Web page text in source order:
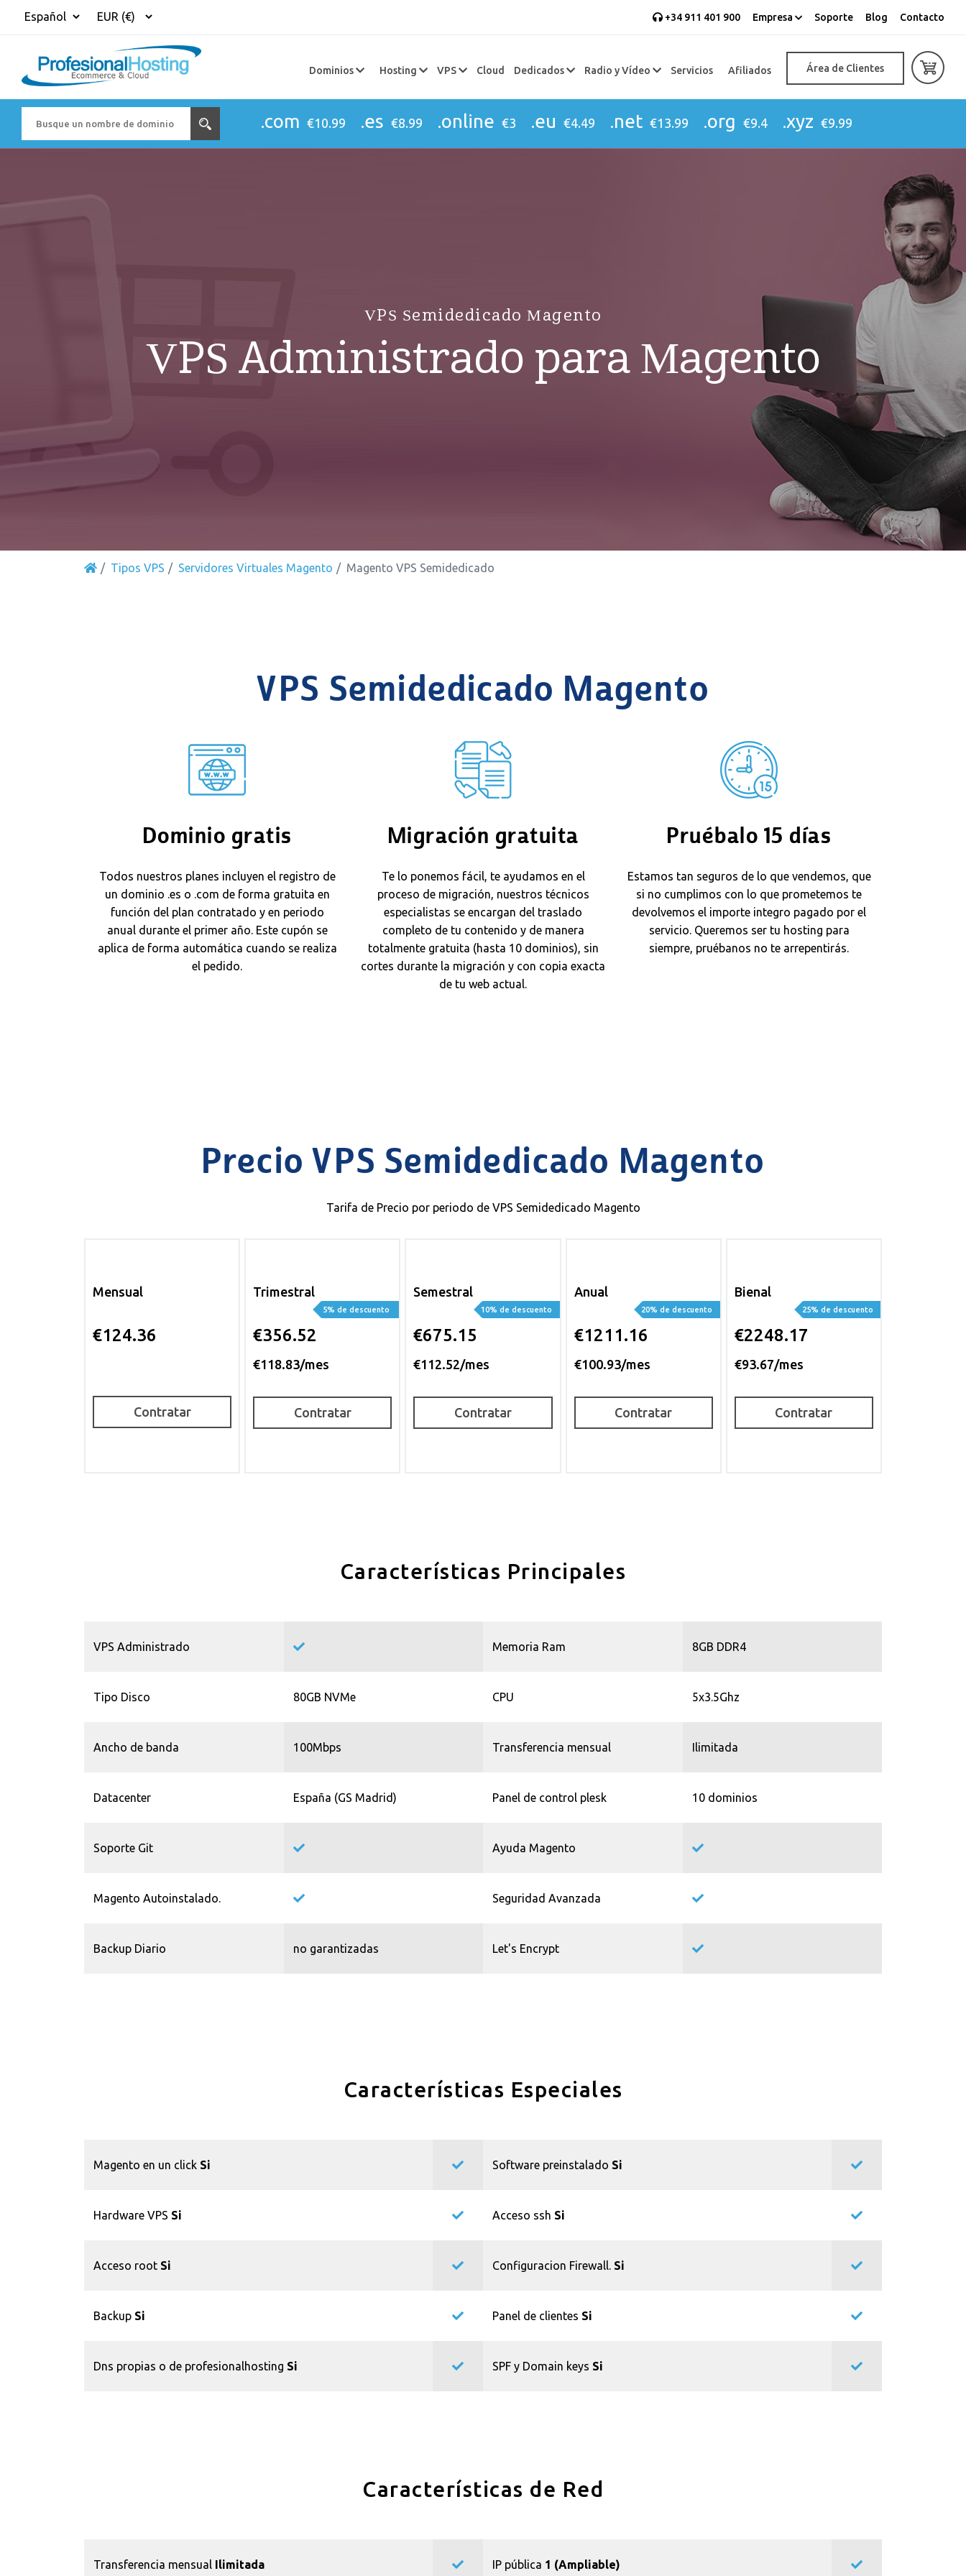
+34 911 401 900 Empresa Soporte Blog Contacto
Dominios Hosting VPS Cloud Dedicados Radio y Vídeo Servicios Afiliados Área de Clientes
.com €10.99 .es €8.99 .online €3 .eu €4.49 .net €13.99 .org €9.4 .xyz €9.99
VPS Semidedicado Magento
VPS Administrado para Magento
Tipos VPS Servidores Virtuales Magento Magento VPS Semidedicado
VPS Semidedicado Magento
Dominio gratis
Todos nuestros planes incluyen el registro de
un dominio .es o .com de forma gratuita en
función del plan contratado y en periodo
anual durante el primer año. Este cupón se
aplica de forma automática cuando se realiza
el pedido.
Migración gratuita
Te lo ponemos fácil, te ayudamos en el
proceso de migración, nuestros técnicos
especialistas se encargan del traslado
completo de tu contenido y de manera
totalmente gratuita (hasta 10 dominios), sin
cortes durante la migración y con copia exacta
de tu web actual.
Pruébalo 15 días
Estamos tan seguros de lo que vendemos, que
si no cumplimos con lo que prometemos te
devolvemos el importe integro pagado por el
servicio. Queremos ser tu hosting para
siempre, pruébanos no te arrepentirás.
Precio VPS Semidedicado Magento
Tarifa de Precio por periodo de VPS Semidedicado Magento
Mensual
€124.36
Contratar
Trimestral
€356.52
€118.83/mes
5% de descuento
Contratar
Semestral
€675.15
€112.52/mes
10% de descuento
Contratar
Anual
€1211.16
€100.93/mes
20% de descuento
Contratar
Bienal
€2248.17
€93.67/mes
25% de descuento
Contratar
Características Principales
VPS Administrado Memoria Ram 8GB DDR4
Tipo Disco 80GB NVMe CPU 5x3.5Ghz
Ancho de banda 100Mbps Transferencia mensual Ilimitada
Datacenter España (GS Madrid) Panel de control plesk 10 dominios
Soporte Git Ayuda Magento
Magento Autoinstalado. Seguridad Avanzada
Backup Diario no garantizadas Let's Encrypt
Características Especiales
Magento en un click Si Software preinstalado Si
Hardware VPS Si Acceso ssh Si
Acceso root Si Configuracion Firewall. Si
Backup Si Panel de clientes Si
Dns propias o de profesionalhosting Si SPF y Domain keys Si
Características de Red
Transferencia mensual Ilimitada IP pública 1 (Ampliable)